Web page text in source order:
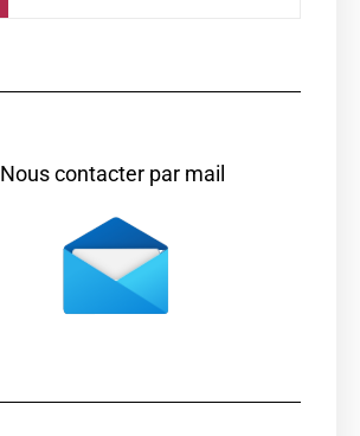
Nous contacter par mail